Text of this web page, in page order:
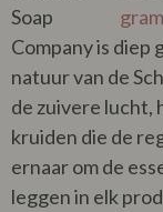
Soap
Company is
natuur van de
de zuivere lucht,
kruiden die de
ernaar om de
leggen in elk